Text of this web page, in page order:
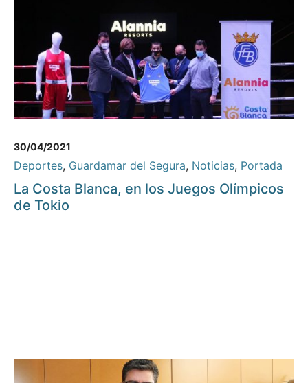
30/04/2021
Deportes, Guardamar del Segura, Noticias, Portada
La Costa Blanca, en los Juegos Olímpicos
de Tokio